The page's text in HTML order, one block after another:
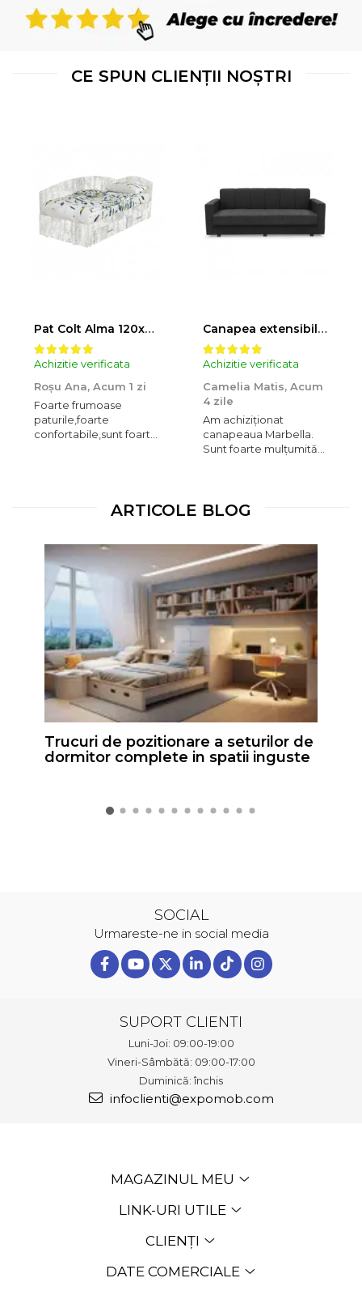
CE SPUN CLIENȚII NOȘTRI
Pat Colt Alma 120x200 cm, cu 2 sertare laterale pe role, colt interschimbabil, pin antichizat
Achizitie verificata
Roșu Ana, Acum 1 zi
Foarte frumoase
paturile,foarte
confortabile,sunt foarte
Suntem amândoi
Canapea extensibila MARBELLA ONE, 3 locuri, cu arcuri si lada depozitare, antracit, 214x73x80 cm
Achizitie verificata
Camelia Matis, Acum
4 zile
Am achiziționat
canapeaua Marbella.
Sunt foarte mulțumită
ARTICOLE BLOG
Trucuri de pozitionare a seturilor de
dormitor complete in spatii inguste
SOCIAL
Urmareste-ne in social media
SUPORT CLIENTI
Luni-Joi: 09:00-19:00
Vineri-Sâmbătă: 09:00-17:00
Duminică: închis
infoclienti@expomob.com
MAGAZINUL MEU
LINK-URI UTILE
CLIENȚI
DATE COMERCIALE